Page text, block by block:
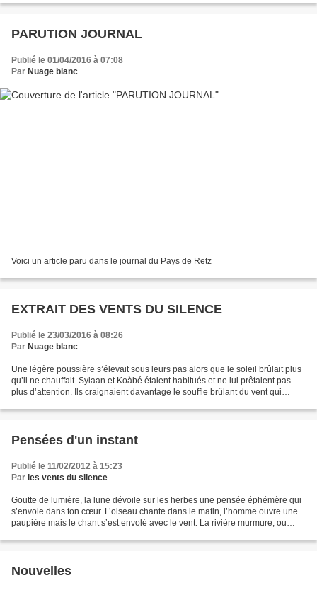
PARUTION JOURNAL
Publié le 01/04/2016 à 07:08
Par Nuage blanc
Voici un article paru dans le journal du Pays de Retz
EXTRAIT DES VENTS DU SILENCE
Publié le 23/03/2016 à 08:26
Par Nuage blanc
Une légère poussière s’élevait sous leurs pas alors que le soleil brûlait plus
qu’il ne chauffait. Sylaan et Koàbé étaient habitués et ne lui prêtaient pas
plus d’attention. Ils craignaient davantage le souffle brûlant du vent qui
Pensées d'un instant
Publié le 11/02/2012 à 15:23
Par les vents du silence
Goutte de lumière, la lune dévoile sur les herbes une pensée éphémère qui
s’envole dans ton cœur. L’oiseau chante dans le matin, l’homme ouvre une
paupière mais le chant s’est envolé avec le vent. La rivière murmure, ou
Nouvelles